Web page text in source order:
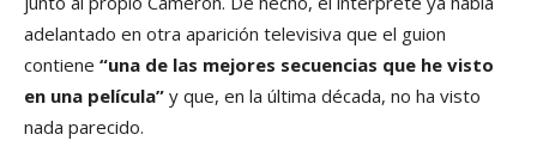
adelantado en otra aparición televisiva que el guion
contiene “una de las mejores secuencias que he visto
en una película” y que, en la última década, no ha visto
nada parecido.